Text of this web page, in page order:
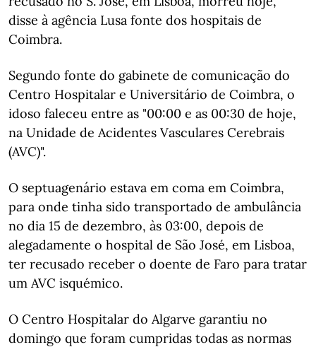
disse à agência Lusa fonte dos hospitais de
Coimbra.
Segundo fonte do gabinete de comunicação do
Centro Hospitalar e Universitário de Coimbra, o
idoso faleceu entre as "00:00 e as 00:30 de hoje,
na Unidade de Acidentes Vasculares Cerebrais
(AVC)".
O septuagenário estava em coma em Coimbra,
para onde tinha sido transportado de ambulância
no dia 15 de dezembro, às 03:00, depois de
alegadamente o hospital de São José, em Lisboa,
ter recusado receber o doente de Faro para tratar
um AVC isquémico.
O Centro Hospitalar do Algarve garantiu no
domingo que foram cumpridas todas as normas